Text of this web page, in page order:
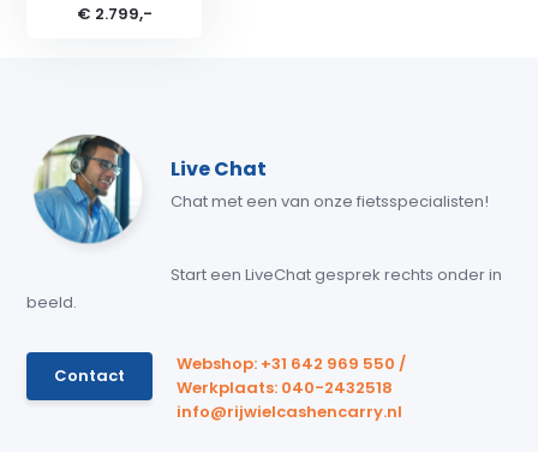
€ 2.799,-
Live Chat
Chat met een van onze fietsspecialisten!
Start een LiveChat gesprek rechts onder in
beeld.
Contact
Webshop: +31 642 969 550 /
Werkplaats: 040-2432518
info@rijwielcashencarry.nl